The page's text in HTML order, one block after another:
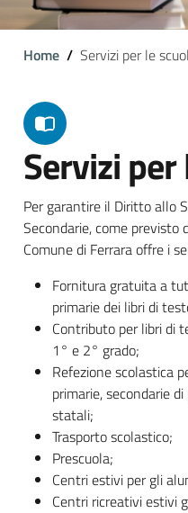
Home Servizi per le
Servizi
Per garantire il Diritto allo
Secondarie, come previsto
Comune di Ferrara offre i
Fornitura gratuita a
primarie dei libri di
Contributo per libri di
1° e 2° grado;
Refezione scolastica
primarie, secondarie
statali;
Trasporto scolastico;
Prescuola;
Centri estivi per gli
Centri ricreativi estivi